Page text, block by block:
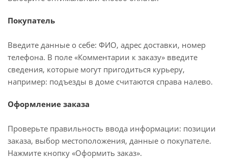
Покупатель
Введите данные о себе: ФИО, адрес доставки, номер
телефона. В поле «Комментарии к заказу» введите
сведения, которые могут пригодиться курьеру,
например: подъезды в доме считаются справа налево.
Оформление заказа
Проверьте правильность ввода информации: позиции
заказа, выбор местоположения, данные о покупателе.
Нажмите кнопку «Оформить заказ».